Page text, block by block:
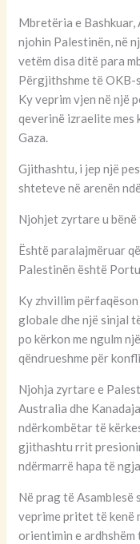
Mbretëria e
njohin Palestinën, në
vetëm disa ditë para
Përgjithshme të OKB-
Ky veprim vjen në një
qeverinë izraelite mes
Gaza.
Gjithashtu, i jep një
shteteve në arenën
Njohjet zyrtare u
Është paralajmëruar
Palestinën është
Ky zhvillim
globale dhe një sinjal
po kërkon me ngulm
qëndrueshme për
Njohja zyrtare e
Australia dhe
ndërkombëtar të
gjithashtu rrit
ndërmarrë hapa të
Në prag të Asamblesë
veprime pritet të kenë
orientimin e